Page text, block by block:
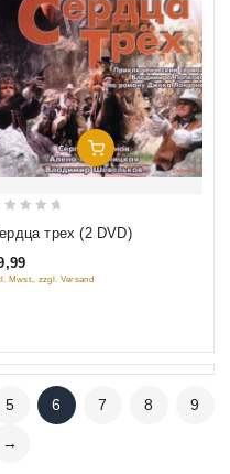
Добавить В Корзину
трех (2 DVD)
Mwst., zzgl. Versand
5 6 7 8 9
→